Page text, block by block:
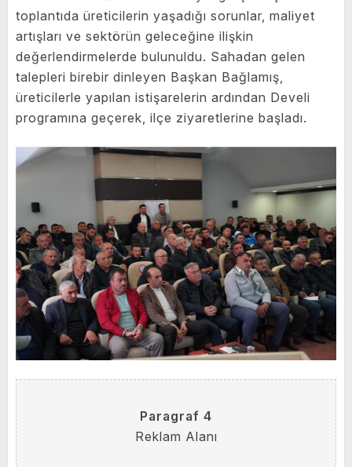
toplantıda üreticilerin yaşadığı sorunlar, maliyet
artışları ve sektörün geleceğine ilişkin
değerlendirmelerde bulunuldu. Sahadan gelen
talepleri birebir dinleyen Başkan Bağlamış,
üreticilerle yapılan istişarelerin ardından Develi
programına geçerek, ilçe ziyaretlerine başladı.
Paragraf 4
Reklam Alanı